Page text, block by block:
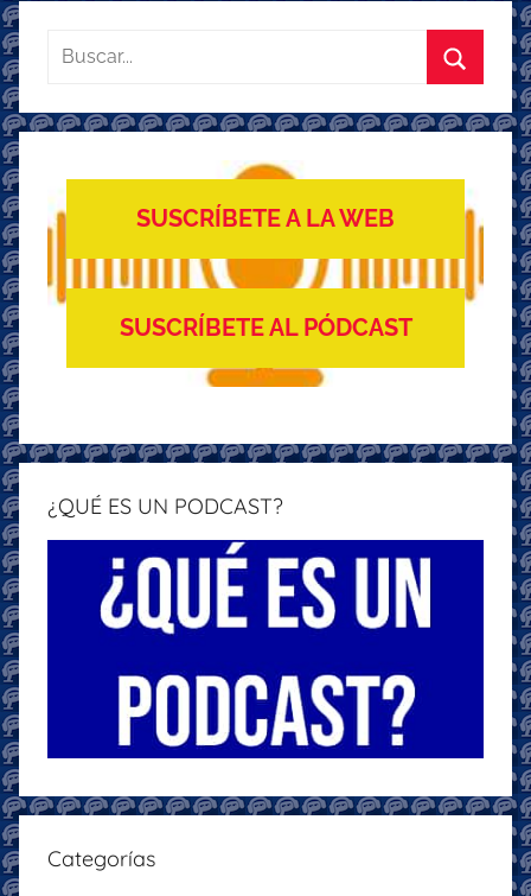
Buscar:
Buscar
SUSCRÍBETE A LA WEB
SUSCRÍBETE AL PÓDCAST
¿QUÉ ES UN PODCAST?
Categorías